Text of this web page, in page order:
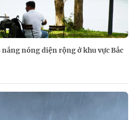
nóng diện rộng ở khu vực Bắc